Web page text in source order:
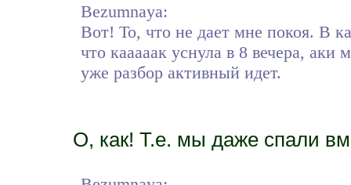
Bezumnaya:
Вот! То, что не дает мне покоя. В
что кааааак уснула в 8 вечера,
уже разбор активный идет.
О, как! Т.е. мы даже спали